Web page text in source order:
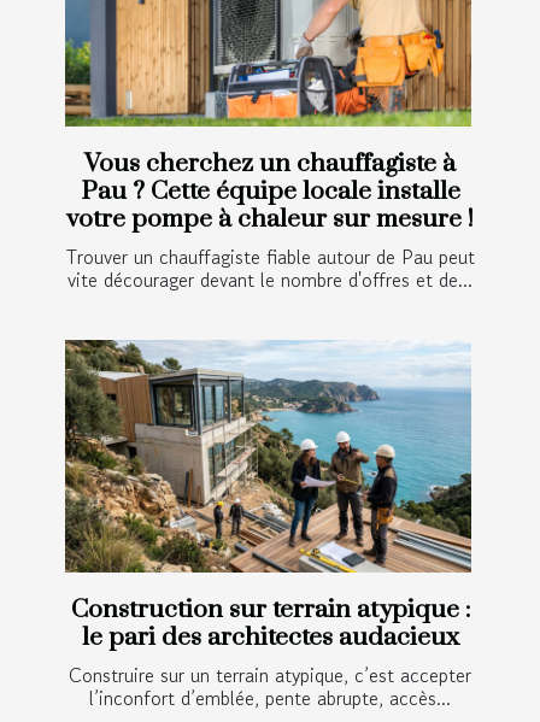
Vous cherchez un chauffagiste à
Pau ? Cette équipe locale installe
votre pompe à chaleur sur mesure !
Trouver un chauffagiste fiable autour de Pau peut
vite décourager devant le nombre d'offres et de...
Construction sur terrain atypique :
le pari des architectes audacieux
Construire sur un terrain atypique, c’est accepter
l’inconfort d’emblée, pente abrupte, accès...